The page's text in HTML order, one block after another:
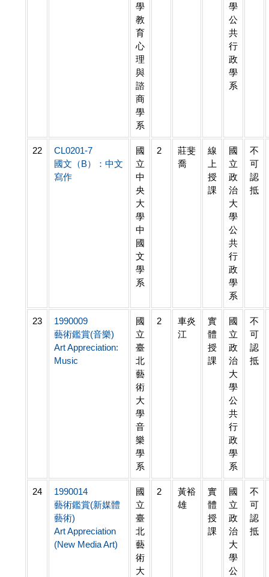
學
教
育
心
理
與
諮
商
學
系
學
公
共
行
政
學
系
22
CL0201-7
國文（B）：中文
寫作
國
立
中
央
大
學
中
國
文
學
系
2
莊斐
喬
線
上
授
課
國
立
政
治
大
學
公
共
行
政
學
系
不
可
認
抵
23
1990009
藝術鑑賞(音樂)
Art Appreciation:
Music
國
立
臺
北
藝
術
大
學
音
樂
學
系
2
車炎
江
實
體
授
課
國
立
政
治
大
學
公
共
行
政
學
系
不
可
認
抵
24
1990014
藝術鑑賞(新媒體
藝術)
Art Appreciation
(New Media Art)
國
立
臺
北
藝
術
大
2
黃裕
雄
實
體
授
課
國
立
政
治
大
學
公
不
可
認
抵